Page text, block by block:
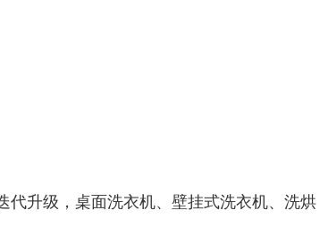
升级，桌面洗衣机、壁挂式洗衣机、洗烘